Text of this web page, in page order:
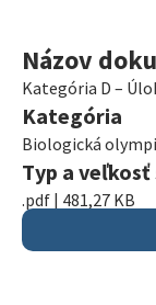
Názov
Kategória D –
Kategória
Biologická
Typ a veľkosť
.pdf | 481,27 KB